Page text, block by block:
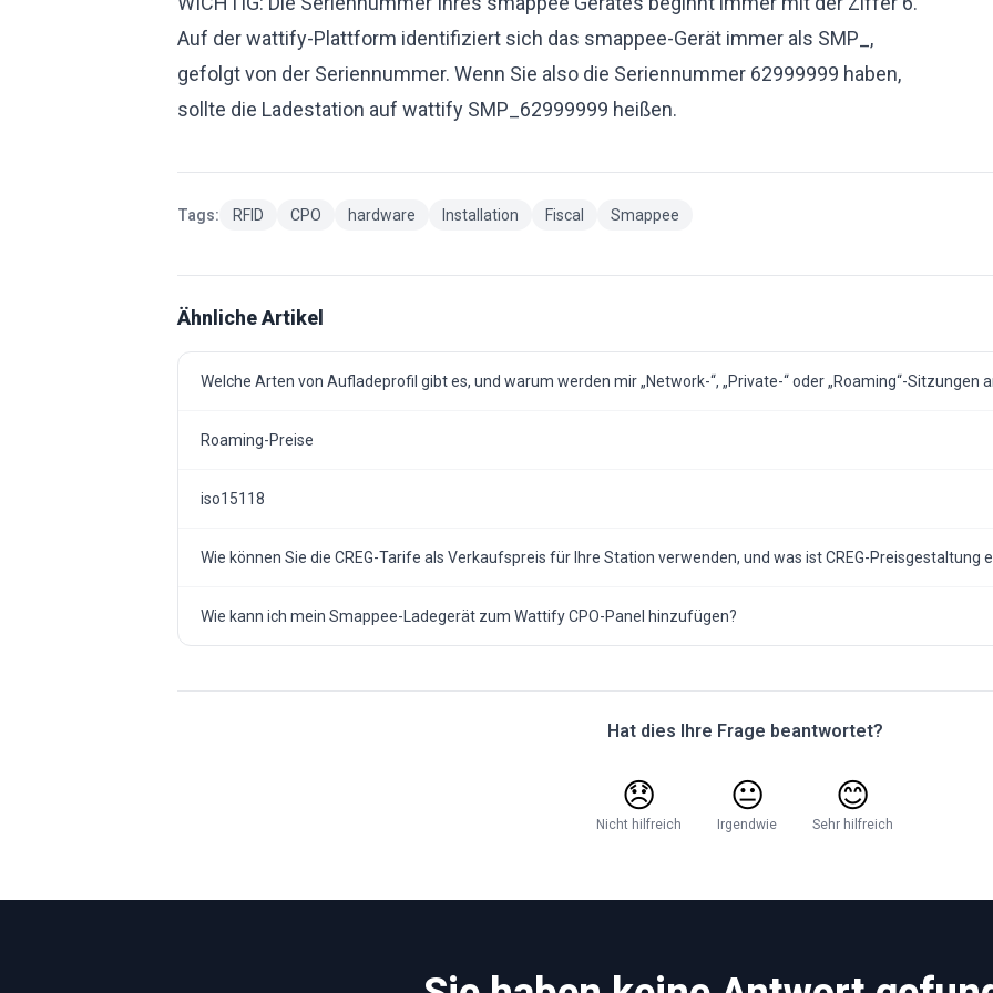
Auf der wattify-Plattform identifiziert sich das smappee-Gerät immer als SMP_,
gefolgt von der Seriennummer. Wenn Sie also die Seriennummer 62999999 haben,
sollte die Ladestation auf wattify SMP_62999999 heißen.
Tags: RFID CPO hardware Installation Fiscal Smappee
Ähnliche Artikel
Welche Arten von Aufladeprofil gibt es, und warum werden mir „Network-“, „Private-“ oder „Roaming“-Sitzungen
Roaming-Preise
iso15118
Wie können Sie die CREG-Tarife als Verkaufspreis für Ihre Station verwenden, und was ist CREG-Preisgestaltung
Wie kann ich mein Smappee-Ladegerät zum Wattify CPO-Panel hinzufügen?
Hat dies Ihre Frage beantwortet?
😞
Nicht hilfreich
😐
Irgendwie
😊
Sehr hilfreich